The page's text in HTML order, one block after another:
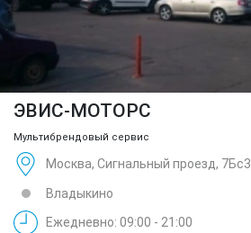
ЭВИС-МОТОРС
Мультибрендовый сервис
Москва, Сигнальный проезд, 7Бс3
Владыкино
Ежедневно: 09:00 - 21:00